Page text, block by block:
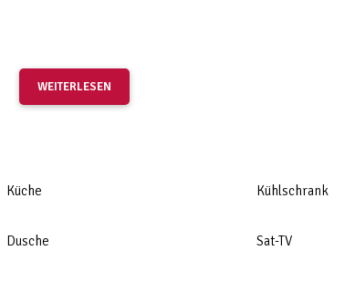
WEITERLESEN
Küche Kühlschrank
Dusche Sat-TV